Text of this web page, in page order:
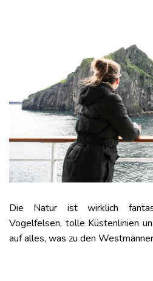
Die Natur ist wirklich
Vogelfelsen, tolle Küstenlinien
auf alles, was zu den